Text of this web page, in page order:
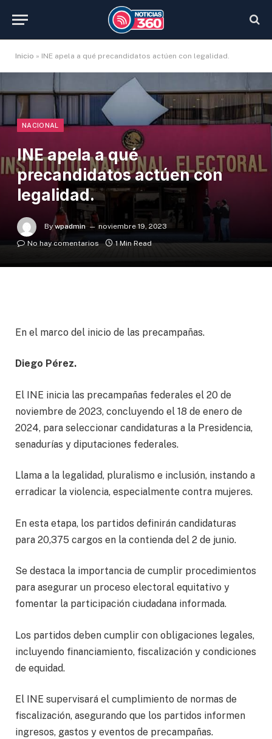
Inicio » INE apela a qué precandidatos actúen con legalidad.
NACIONAL
INE apela a qué
precandidatos actúen con
legalidad.
By wpadmin
noviembre 19, 2023
No hay comentarios
1 Min Read
En el marco del inicio de las precampañas.
Diego Pérez.
El INE inicia las precampañas federales el 20 de
noviembre de 2023, concluyendo el 18 de enero de
2024, para seleccionar candidaturas a la Presidencia,
senadurías y diputaciones federales.
Llama a la legalidad, pluralismo e inclusión, instando a
erradicar la violencia, especialmente contra mujeres.
En esta etapa, los partidos definirán candidaturas
para 20,375 cargos en la contienda del 2 de junio.
Se destaca la importancia de cumplir procedimientos
para asegurar un proceso electoral equitativo y
fomentar la participación ciudadana informada.
Los partidos deben cumplir con obligaciones legales,
incluyendo financiamiento, fiscalización y condiciones
de equidad.
El INE supervisará el cumplimiento de normas de
fiscalización, asegurando que los partidos informen
ingresos, gastos y eventos de precampañas.